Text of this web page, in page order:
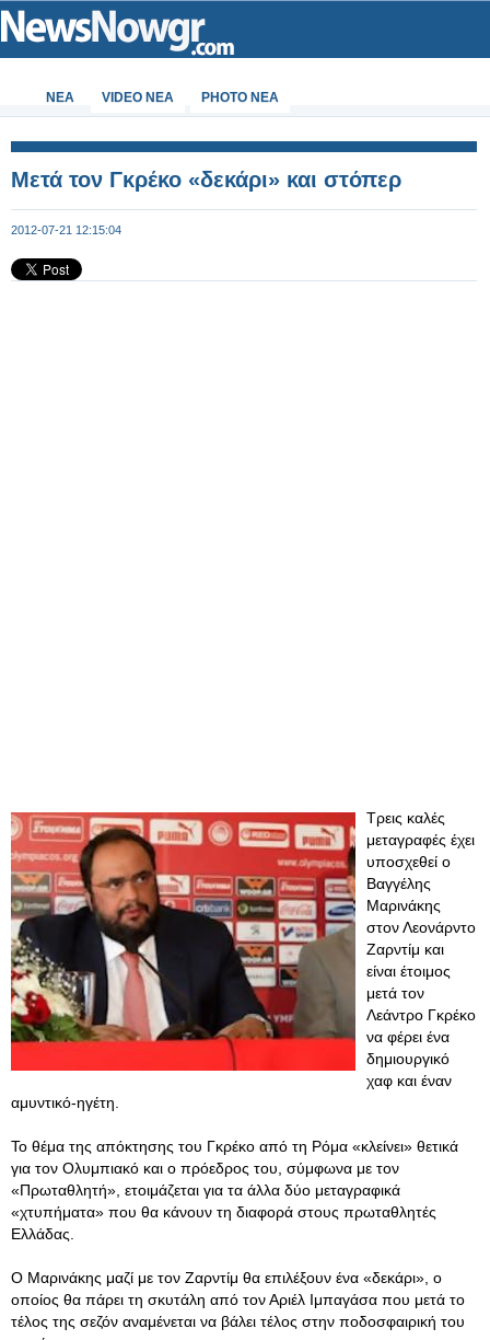
ΝΕΑ VIDEO NEA PHOTO NEA
Μετά τον Γκρέκο «δεκάρι» και στόπερ
2012-07-21 12:15:04
Τρεις καλές
μεταγραφές έχει
υποσχεθεί ο
Βαγγέλης
Μαρινάκης
στον Λεονάρντο
Ζαρντίμ και
είναι έτοιμος
μετά τον
Λεάντρο Γκρέκο
να φέρει ένα
δημιουργικό
χαφ και έναν
αμυντικό-ηγέτη.
Το θέμα της απόκτησης του Γκρέκο από τη Ρόμα «κλείνει» θετικά
για τον Ολυμπιακό και ο πρόεδρος του, σύμφωνα με τον
«Πρωταθλητή», ετοιμάζεται για τα άλλα δύο μεταγραφικά
«χτυπήματα» που θα κάνουν τη διαφορά στους πρωταθλητές
Ελλάδας.
Ο Μαρινάκης μαζί με τον Ζαρντίμ θα επιλέξουν ένα «δεκάρι», ο
οποίος θα πάρει τη σκυτάλη από τον Αριέλ Ιμπαγάσα που μετά το
τέλος της σεζόν αναμένεται να βάλει τέλος στην ποδοσφαιρική του